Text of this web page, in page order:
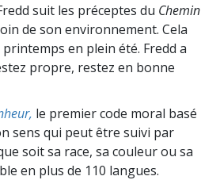
suit les préceptes du Chemin
de son environnement. Cela
en plein été. Fredd a
propre, restez en bonne
le premier code moral basé
sens qui peut être suivi par
soit sa race, sa couleur ou sa
en plus de 110 langues.